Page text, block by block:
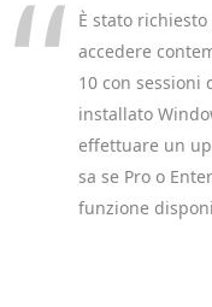
È stato
accedere
10 con sessioni
installato
effettuare un
sa se Pro o
funzione